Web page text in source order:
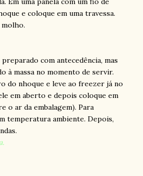
e coloque em uma travessa.
com antecedência, mas
à massa no momento de servir.
do nhoque e leve ao freezer já no
em aberto e depois coloque em
o ar da embalagem). Para
temperatura ambiente. Depois,